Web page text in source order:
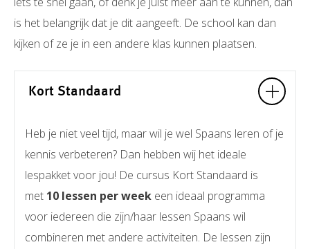
is het belangrijk dat je dit aangeeft. De school kan dan
kijken of ze je in een andere klas kunnen plaatsen.
Kort Standaard
Heb je niet veel tijd, maar wil je wel Spaans leren of je
kennis verbeteren? Dan hebben wij het ideale
lespakket voor jou! De cursus Kort Standaard is
met 10 lessen per week een ideaal programma
voor iedereen die zijn/haar lessen Spaans wil
combineren met andere activiteiten. De lessen zijn